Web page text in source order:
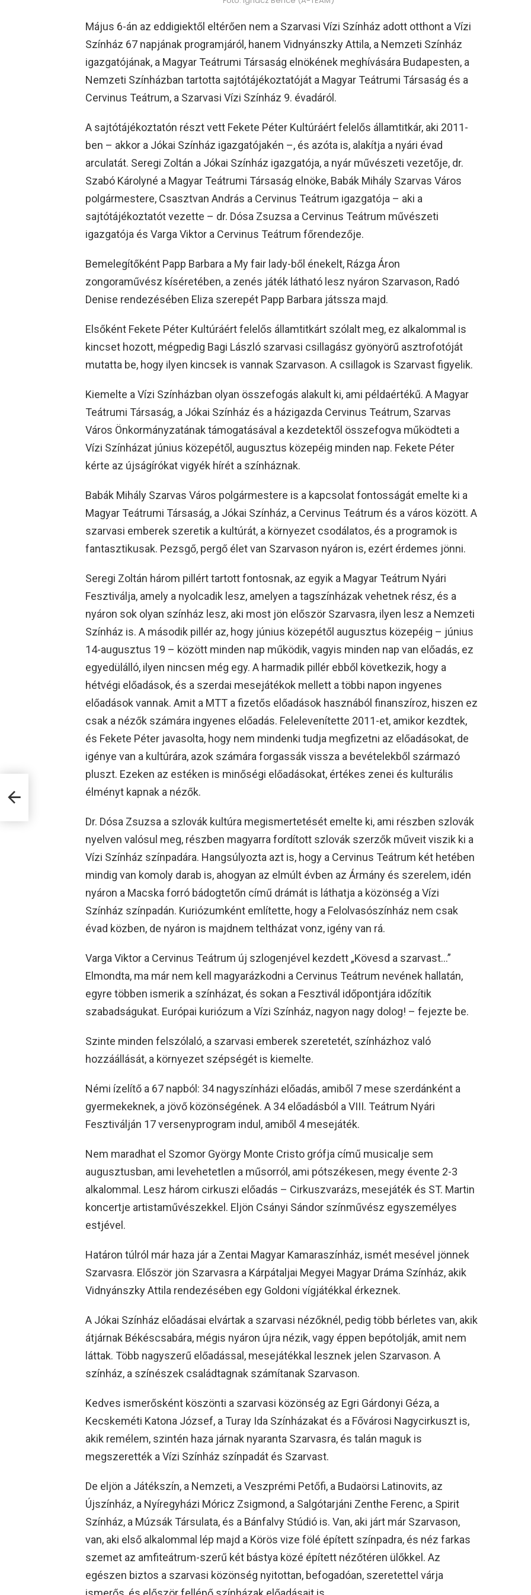
Május 6-án az eddigiektől eltérően nem a Szarvasi Vízi Színház adott otthont a Vízi
Színház 67 napjának programjáról, hanem Vidnyánszky Attila, a Nemzeti Színház
igazgatójának, a Magyar Teátrumi Társaság elnökének meghívására Budapesten, a
Nemzeti Színházban tartotta sajtótájékoztatóját a Magyar Teátrumi Társaság és a
Cervinus Teátrum, a Szarvasi Vízi Színház 9. évadáról.
A sajtótájékoztatón részt vett Fekete Péter Kultúráért felelős államtitkár, aki 2011-
ben – akkor a Jókai Színház igazgatójakén –, és azóta is, alakítja a nyári évad
arculatát. Seregi Zoltán a Jókai Színház igazgatója, a nyár művészeti vezetője, dr.
Szabó Károlyné a Magyar Teátrumi Társaság elnöke, Babák Mihály Szarvas Város
polgármestere, Csasztvan András a Cervinus Teátrum igazgatója – aki a
sajtótájékoztatót vezette – dr. Dósa Zsuzsa a Cervinus Teátrum művészeti
igazgatója és Varga Viktor a Cervinus Teátrum főrendezője.
Bemelegítőként Papp Barbara a My fair lady-ből énekelt, Rázga Áron
zongoraművész kíséretében, a zenés játék látható lesz nyáron Szarvason, Radó
Denise rendezésében Eliza szerepét Papp Barbara játssza majd.
Elsőként Fekete Péter Kultúráért felelős államtitkárt szólalt meg, ez alkalommal is
kincset hozott, mégpedig Bagi László szarvasi csillagász gyönyörű asztrofotóját
mutatta be, hogy ilyen kincsek is vannak Szarvason. A csillagok is Szarvast figyelik.
Kiemelte a Vízi Színházban olyan összefogás alakult ki, ami példaértékű. A Magyar
Teátrumi Társaság, a Jókai Színház és a házigazda Cervinus Teátrum, Szarvas
Város Önkormányzatának támogatásával a kezdetektől összefogva működteti a
Vízi Színházat június közepétől, augusztus közepéig minden nap. Fekete Péter
kérte az újságírókat vigyék hírét a színháznak.
Babák Mihály Szarvas Város polgármestere is a kapcsolat fontosságát emelte ki a
Magyar Teátrumi Társaság, a Jókai Színház, a Cervinus Teátrum és a város között. A
szarvasi emberek szeretik a kultúrát, a környezet csodálatos, és a programok is
fantasztikusak. Pezsgő, pergő élet van Szarvason nyáron is, ezért érdemes jönni.
Seregi Zoltán három pillért tartott fontosnak, az egyik a Magyar Teátrum Nyári
Fesztiválja, amely a nyolcadik lesz, amelyen a tagszínházak vehetnek rész, és a
nyáron sok olyan színház lesz, aki most jön először Szarvasra, ilyen lesz a Nemzeti
Színház is. A második pillér az, hogy június közepétől augusztus közepéig – június
14-augusztus 19 – között minden nap működik, vagyis minden nap van előadás, ez
egyedülálló, ilyen nincsen még egy. A harmadik pillér ebből következik, hogy a
hétvégi előadások, és a szerdai mesejátékok mellett a többi napon ingyenes
előadások vannak. Amit a MTT a fizetős előadások hasznából finanszíroz, hiszen ez
csak a nézők számára ingyenes előadás. Felelevenítette 2011-et, amikor kezdtek,
és Fekete Péter javasolta, hogy nem mindenki tudja megfizetni az előadásokat, de
igénye van a kultúrára, azok számára forgassák vissza a bevételekből származó
pluszt. Ezeken az estéken is minőségi előadásokat, értékes zenei és kulturális
élményt kapnak a nézők.
Dr. Dósa Zsuzsa a szlovák kultúra megismertetését emelte ki, ami részben szlovák
nyelven valósul meg, részben magyarra fordított szlovák szerzők műveit viszik ki a
Vízi Színház színpadára. Hangsúlyozta azt is, hogy a Cervinus Teátrum két hetében
mindig van komoly darab is, ahogyan az elmúlt évben az Ármány és szerelem, idén
nyáron a Macska forró bádogtetőn című drámát is láthatja a közönség a Vízi
Színház színpadán. Kuriózumként említette, hogy a Felolvasószínház nem csak
évad közben, de nyáron is majdnem teltházat vonz, igény van rá.
Varga Viktor a Cervinus Teátrum új szlogenjével kezdett „Kövesd a szarvast…”
Elmondta, ma már nem kell magyarázkodni a Cervinus Teátrum nevének hallatán,
egyre többen ismerik a színházat, és sokan a Fesztivál időpontjára időzítik
szabadságukat. Európai kuriózum a Vízi Színház, nagyon nagy dolog! – fejezte be.
Szinte minden felszólaló, a szarvasi emberek szeretetét, színházhoz való
hozzáállását, a környezet szépségét is kiemelte.
Némi ízelítő a 67 napból: 34 nagyszínházi előadás, amiből 7 mese szerdánként a
gyermekeknek, a jövő közönségének. A 34 előadásból a VIII. Teátrum Nyári
Fesztiválján 17 versenyprogram indul, amiből 4 mesejáték.
Nem maradhat el Szomor György Monte Cristo grófja című musicalje sem
augusztusban, ami levehetetlen a műsorról, ami pótszékesen, megy évente 2-3
alkalommal. Lesz három cirkuszi előadás – Cirkuszvarázs, mesejáték és ST. Martin
koncertje artistaművészekkel. Eljön Csányi Sándor színművész egyszemélyes
estjével.
Határon túlról már haza jár a Zentai Magyar Kamaraszínház, ismét mesével jönnek
Szarvasra. Először jön Szarvasra a Kárpátaljai Megyei Magyar Dráma Színház, akik
Vidnyánszky Attila rendezésében egy Goldoni vígjátékkal érkeznek.
A Jókai Színház előadásai elvártak a szarvasi nézőknél, pedig több bérletes van, akik
átjárnak Békéscsabára, mégis nyáron újra nézik, vagy éppen bepótolják, amit nem
láttak. Több nagyszerű előadással, mesejátékkal lesznek jelen Szarvason. A
színház, a színészek családtagnak számítanak Szarvason.
Kedves ismerősként köszönti a szarvasi közönség az Egri Gárdonyi Géza, a
Kecskeméti Katona József, a Turay Ida Színházakat és a Fővárosi Nagycirkuszt is,
akik remélem, szintén haza járnak nyaranta Szarvasra, és talán maguk is
megszerették a Vízi Színház színpadát és Szarvast.
De eljön a Játékszín, a Nemzeti, a Veszprémi Petőfi, a Budaörsi Latinovits, az
Újszínház, a Nyíregyházi Móricz Zsigmond, a Salgótarjáni Zenthe Ferenc, a Spirit
Színház, a Múzsák Társulata, és a Bánfalvy Stúdió is. Van, aki járt már Szarvason,
van, aki első alkalommal lép majd a Körös vize fölé épített színpadra, és néz farkas
szemet az amfiteátrum-szerű két bástya közé épített nézőtéren ülőkkel. Az
egészen biztos a szarvasi közönség nyitottan, befogadóan, szeretettel várja